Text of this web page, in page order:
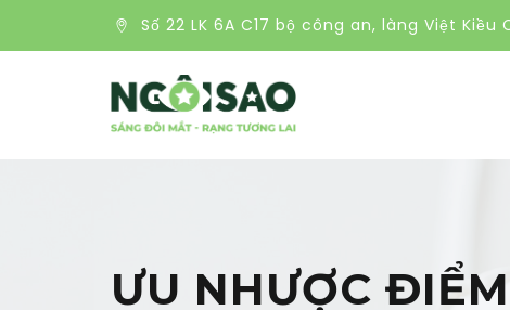
Số 22 LK 6A C17 bộ công an, làng Việt Kiều
ƯU NHƯỢC